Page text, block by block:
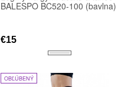
BALESPO BC520-100 (bavlna)
€15
OBĽÚBENÝ